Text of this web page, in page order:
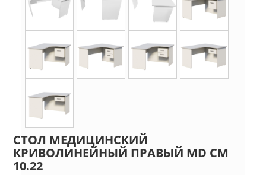
СТОЛ МЕДИЦИНСКИЙ
КРИВОЛИНЕЙНЫЙ ПРАВЫЙ MD СМ
10.22